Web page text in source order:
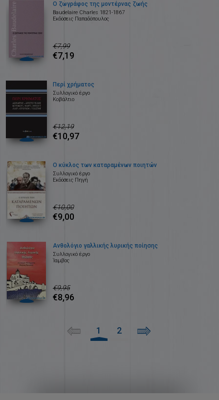
Ο ζωγράφος της μοντέρνας ζωής
Baudelaire Charles 1821-1867
Εκδόσεις Παπαδόπουλος
€7,99
€7,19
Περί χρήματος
Συλλογικό έργο
Κοβάλτιο
€12,19
€10,97
Ο κύκλος των καταραμένων ποιητών
Συλλογικό έργο
Εκδόσεις Πηγή
€10,00
€9,00
Ανθολόγιο γαλλικής λυρικής ποίησης
Συλλογικό έργο
Ίαμβος
€9,95
€8,96
1 2